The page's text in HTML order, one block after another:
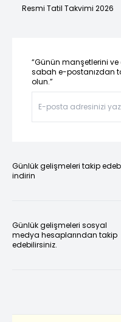
Resmi Tatil Takvimi 2026
“Günün manşetlerini
sabah e-postanızdan
olun.”
Günlük gelişmeleri takip
indirin
Günlük gelişmeleri sosyal
medya hesaplarından takip
edebilirsiniz.